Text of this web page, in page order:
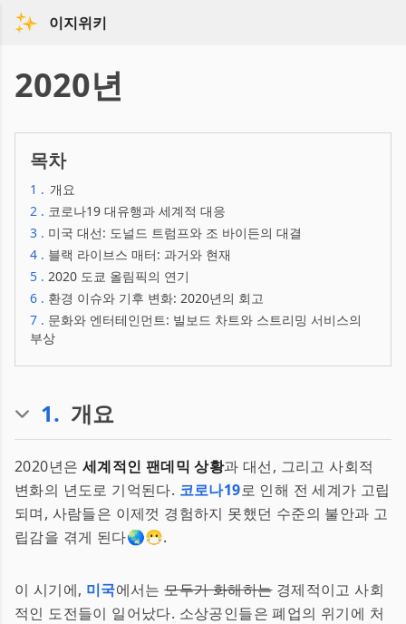
이지위키
2020년
목차
1 . 개요
2 . 코로나19 대유행과 세계적 대응
3 . 미국 대선: 도널드 트럼프와 조 바이든의 대결
4 . 블랙 라이브스 매터: 과거와 현재
5 . 2020 도쿄 올림픽의 연기
6 . 환경 이슈와 기후 변화: 2020년의 회고
7 . 문화와 엔터테인먼트: 빌보드 차트와 스트리밍 서비스의
부상
1. 개요
2020년은 세계적인 팬데믹 상황과 대선, 그리고 사회적
변화의 년도로 기억된다. 코로나19로 인해 전 세계가 고립
되며, 사람들은 이제껏 경험하지 못했던 수준의 불안과 고
립감을 겪게 된다🌏😷.
이 시기에, 미국에서는모두가 화해하는경제적이고 사회
적인 도전들이 일어났다. 소상공인들은 폐업의 위기에 처